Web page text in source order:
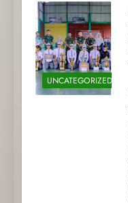
UNCATEGORIZED